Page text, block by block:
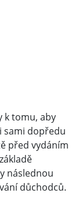
k tomu, aby
sami dopředu
před vydáním
následnou
důchodců.